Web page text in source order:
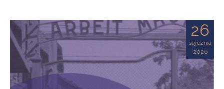
26
stycznia
2026